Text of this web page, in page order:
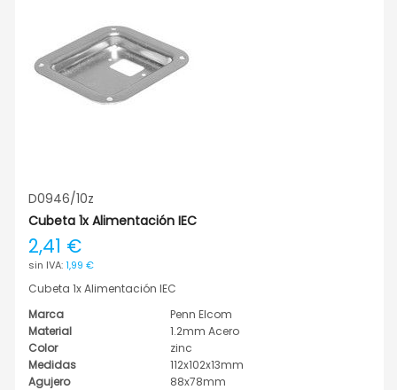
D0946/10z
Cubeta 1x Alimentación IEC
2,41 €
1,99 €
Cubeta 1x Alimentación IEC
Marca
Penn Elcom
Material
1.2mm Acero
Color
zinc
Medidas
112x102x13mm
Agujero
88x78mm